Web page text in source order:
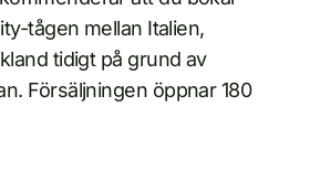
tågen mellan Italien,
tidigt på grund av
Försäljningen öppnar 180